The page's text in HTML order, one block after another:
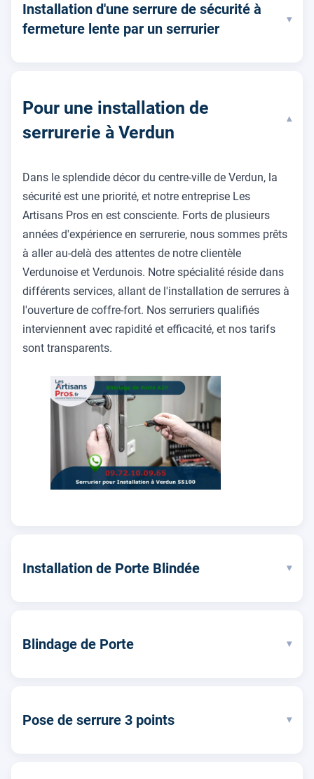
Installation d'une serrure de sécurité à
fermeture lente par un serrurier
▾
Pour une installation de
serrurerie à Verdun
▾
Dans le splendide décor du centre-ville de Verdun, la
sécurité est une priorité, et notre entreprise Les
Artisans Pros en est consciente. Forts de plusieurs
années d'expérience en serrurerie, nous sommes prêts
à aller au-delà des attentes de notre clientèle
Verdunoise et Verdunois. Notre spécialité réside dans
différents services, allant de l'installation de serrures à
l'ouverture de coffre-fort. Nos serruriers qualifiés
interviennent avec rapidité et efficacité, et nos tarifs
sont transparents.
Installation de Porte Blindée ▾
Blindage de Porte ▾
Pose de serrure 3 points ▾